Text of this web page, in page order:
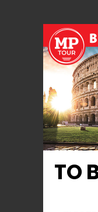
TO
Incluso
interno
dell'ufficio